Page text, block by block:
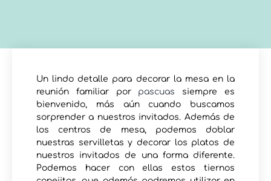
Un lindo detalle para decorar la mesa en la
reunión familiar por pascuas siempre es
bienvenido, más aún cuando buscamos
sorprender a nuestros invitados. Además de
los centros de mesa, podemos doblar
nuestras servilletas y decorar los platos de
nuestros invitados de una forma diferente.
Podemos hacer con ellas estos tiernos